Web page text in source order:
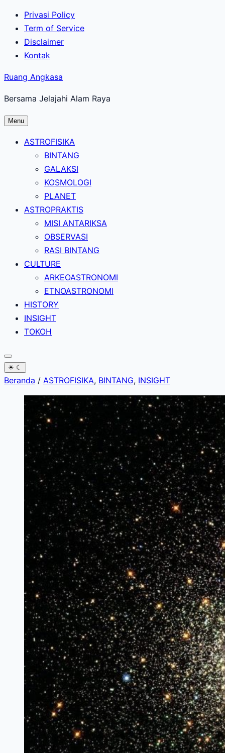
Lewati
konten
utama
Privasi Policy
Term of Service
Disclaimer
Kontak
Ruang Angkasa
Bersama Jelajahi Alam Raya
Menu
ASTROFISIKA
BINTANG
GALAKSI
KOSMOLOGI
PLANET
ASTROPRAKTIS
MISI ANTARIKSA
OBSERVASI
RASI BINTANG
CULTURE
ARKEOASTRONOMI
ETNOASTRONOMI
HISTORY
INSIGHT
TOKOH
☀ ☾
Beranda / ASTROFISIKA, BINTANG, INSIGHT